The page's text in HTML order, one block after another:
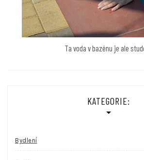
Ta voda v bazénu je ale
KATEGORIE:
Bydlení